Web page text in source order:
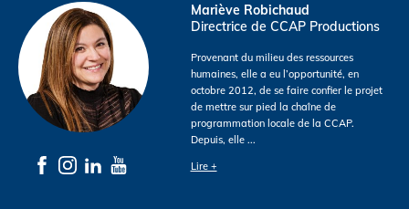
Mariève Robichaud
Directrice de CCAP Productions
Provenant du milieu des ressources
humaines, elle a eu l’opportunité, en
octobre 2012, de se faire confier le projet
de mettre sur pied la chaîne de
programmation locale de la CCAP.
Depuis, elle ...
Lire +